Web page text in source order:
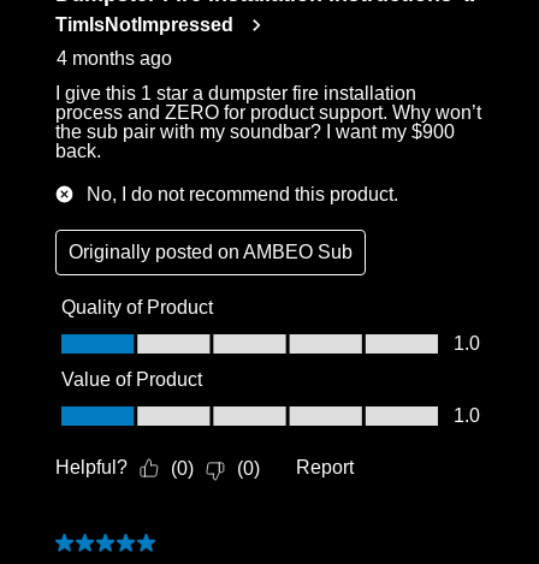
Reviews
TimIsNotImpressed
4 months ago
I give this 1 star a dumpster fire installation
process and ZERO for product support. Why won’t
the sub pair with my soundbar? I want my $900
back.
No, I do not recommend this product.
Originally posted onAMBEO Sub
Quality of Product
Quality of Product, 1.0 out of 5
1.0
Value of Product
Value of Product, 1.0 out of 5
1.0
Helpful? (0) (0) Report
5 out of 5 stars.